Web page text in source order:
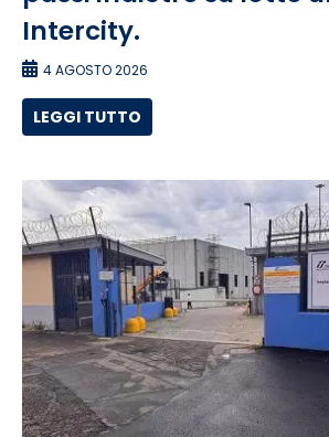
Intercity.
4 AGOSTO 2026
LEGGI TUTTO